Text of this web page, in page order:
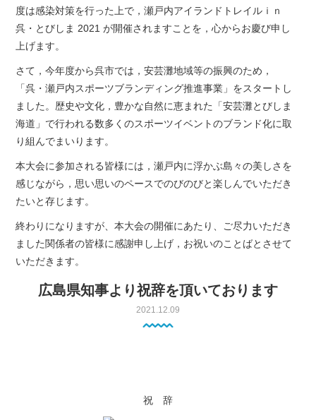
度は感染対策を行った上で，瀬戸内アイランドトレイルｉｎ
呉・とびしま 2021 が開催されますことを，心からお慶び申し
上げます。
さて，今年度から呉市では，安芸灘地域等の振興のため，
「呉・瀬戸内スポーツブランディング推進事業」をスタートし
ました。歴史や文化，豊かな自然に恵まれた「安芸灘とびしま
海道」で行われる数多くのスポーツイベントのブランド化に取
り組んでまいります。
本大会に参加される皆様には，瀬戸内に浮かぶ島々の美しさを
感じながら，思い思いのペースでのびのびと楽しんでいただき
たいと存じます。
終わりになりますが、本大会の開催にあたり、ご尽力いただき
ました関係者の皆様に感謝申し上げ，お祝いのことばとさせて
いただきます。
広島県知事より祝辞を頂いております
2021.12.09
祝 辞